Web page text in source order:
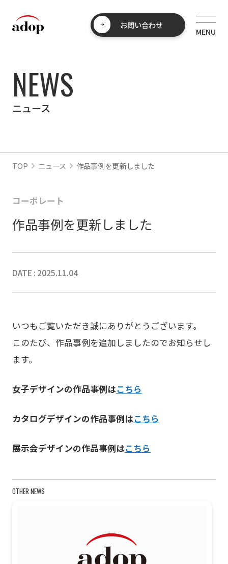
お問い合わせ
NEWS
ニュース
TOP ニュース 作品事例を更新しました
コーポレート
作品事例を更新しました
DATE : 2025.11.04
いつもご覧いただき誠にありがとうございます。
このたび、作品事例を追加しましたのでお知らせし
ます。
女子デザインの作品事例はこちら
カタログデザインの作品事例はこちら
展示会デザインの作品事例はこちら
OTHER NEWS